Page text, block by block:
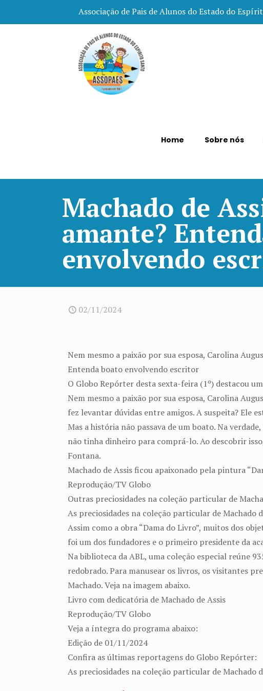
Associação de Pais de Alunos do Estado do
Home Sobre nós
Machado de
amante?
envolvendo
02/11/2024
Nem mesmo a paixão por sua esposa, Carolina
Entenda boato envolvendo escritor
O Globo Repórter desta sexta-feira (1º) destacou
Nem mesmo a paixão por sua esposa, Carolina
fez levantar dúvidas entre amigos. A suspeita? Ele
Mas a história não passava de um boato. Na
não tinha dinheiro para comprá-lo. Ao descobrir
Fontana.
Machado de Assis ficou apaixonado pela pintura
Reprodução/TV Globo
Outras preciosidades na coleção particular de
As preciosidades na coleção particular de Machado
Assim como a obra “Dama do Livro”, muitos dos
foi um dos fundadores e o primeiro presidente da
Na biblioteca da ABL, uma coleção especial reúne
redobrado. Para manusear os livros, os visitantes
Machado. Veja na imagem abaixo.
Livro com dedicatória de Machado de Assis
Reprodução/TV Globo
Veja a íntegra do programa abaixo:
Edição de 01/11/2024
Confira as últimas reportagens do Globo Repórter:
As preciosidades na coleção particular de Machado